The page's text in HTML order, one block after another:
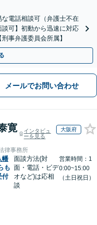
な電話相談可（弁護士不在
可】初動から迅速に対応
事弁護委員会所属】
メールでお問い合わせ
寛
インタビュ
ーを見る
大阪府
律事務所
幡
も
付
面談方法(対
面・電話・ビデ
オなど)は応相
談
営業時間：1
0:00~15:00
（土日祝日）